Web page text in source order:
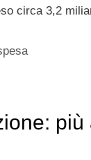
circa 3,2
più